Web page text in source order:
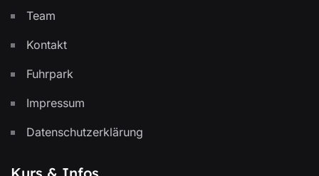
Team
Kontakt
Fuhrpark
Impressum
Datenschutzerklärung